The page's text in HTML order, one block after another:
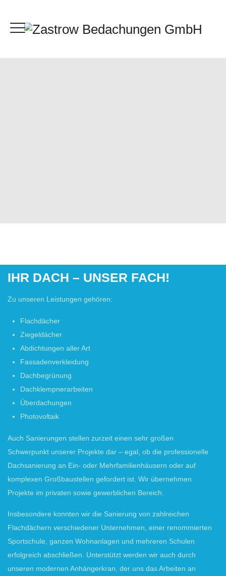
IHR DACH – UNSER FACH!
Zu unseren Leistungen gehören:
Flachdächer
Ziegeldächer
Abdichtungen aller Art
Fassadenverkleidung
Dachbegrünung
Dachklempnerarbeiten
Überdachungen
Photovoltaik
Auch Sanierungen stellen zurzeit einen sehr großen
Schwerpunkt unserer Projekte dar – egal, ob die professionelle
Dachsanierung an Ein- oder Mehrfamilienhäusern oder auf
komplexen Großbaustellen gefordert ist. Wir übernehmen
Projekte im privaten sowie gewerblichen Bereich.
Insbesondere konnten wir die Sanierung von zahlreichen
Flachdächern verschiedener Unternehmen, einer renommierten
Sportschule, ganzen Wohnanlagen und mehreren Schulen
erfolgreich abschließen. Unterstützt werden wir auch durch
unseren modernen Anhängerkran, der uns das Arbeiten an